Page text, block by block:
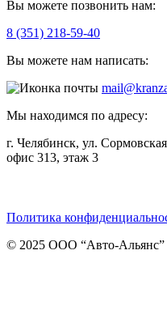
Вы можете позвонить нам:
8 (351) 218-59-40
Вы можете нам написать:
Мы находимся по адресу:
г. Челябинск, ул.
офис 313, этаж 3
Политика
© 2025 ООО “Авто-Альянс”